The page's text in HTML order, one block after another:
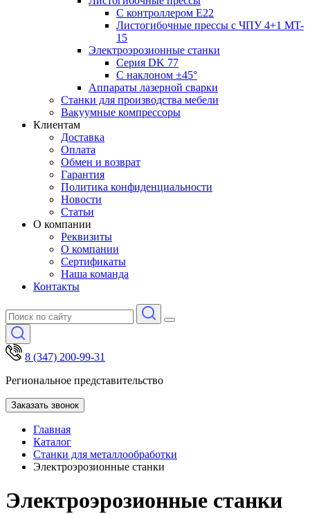
С контроллером E22
Листогибочные прессы с ЧПУ 4+1 MT-
15
Электроэрозионные станки
Серия DK 77
С наклоном ±45°
Аппараты лазерной сварки
Станки для производства мебели
Вакуумные компрессоры
Клиентам
Доставка
Оплата
Обмен и возврат
Гарантия
Политика конфиденциальности
Новости
Статьи
О компании
Реквизиты
О компании
Сертификаты
Наша команда
Контакты
8 (347) 200-99-31
Региональное представительство
Заказать звонок
Главная
Каталог
Станки для металлообработки
Электроэрозионные станки
Электроэрозионные станки